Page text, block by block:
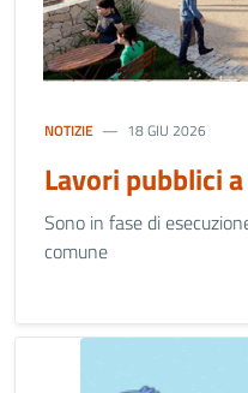
NOTIZIE 18 GIU 2026
Lavori pubblici
Sono in fase di
comune